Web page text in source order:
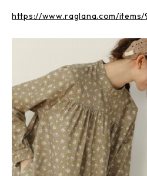
https://www.raglana.com/items/